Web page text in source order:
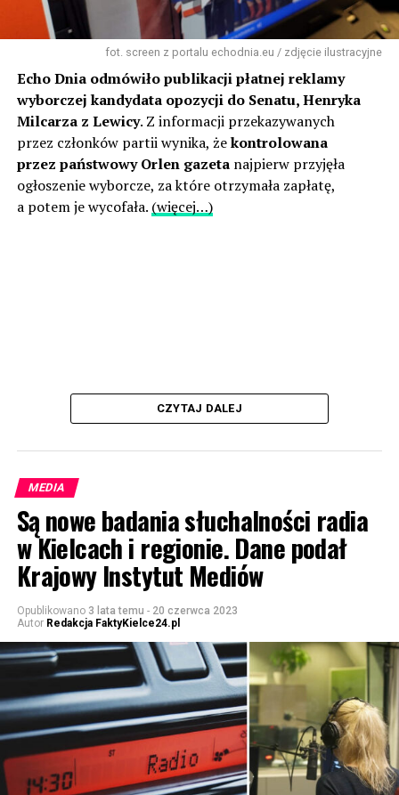
fot. screen z portalu echodnia.eu / zdjęcie ilustracyjne
Echo Dnia odmówiło publikacji płatnej reklamy
wyborczej kandydata opozycji do Senatu, Henryka
Milcarza z Lewicy. Z informacji przekazywanych
przez członków partii wynika, żekontrolowana
przez państwowy Orlen gazetanajpierw przyjęła
ogłoszenie wyborcze, za które otrzymała zapłatę,
a potem je wycofała. (więcej…)
CZYTAJ DALEJ
MEDIA
Są nowe badania słuchalności radia
w Kielcach i regionie. Dane podał
Krajowy Instytut Mediów
Opublikowano 3 lata temu - 20 czerwca 2023
Autor Redakcja FaktyKielce24.pl